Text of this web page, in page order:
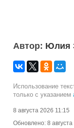
Автор: Юлия
Использование
только с указанием
8 августа 2026 11:15
Обновлено: 8